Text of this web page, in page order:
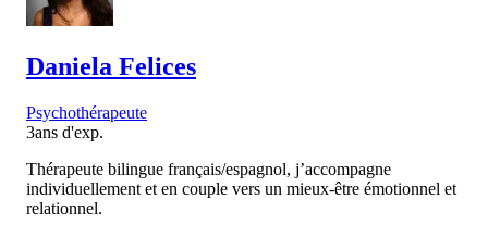
Daniela Felices
Psychothérapeute
3ans d'exp.
Thérapeute bilingue français/espagnol, j’accompagne
individuellement et en couple vers un mieux-être émotionnel et
relationnel.